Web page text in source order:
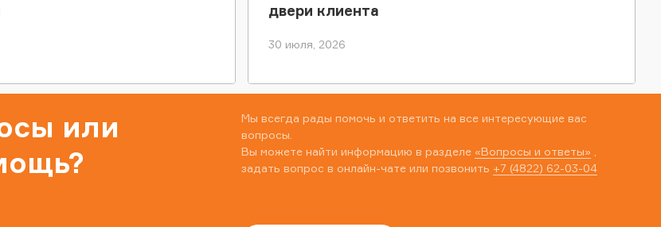
двери клиента
30 июля, 2026
или
Мы всегда рады помочь и ответить на все интересующие вас
вопросы.
Вы можете найти информацию в разделе «Вопросы и ответы»
задать вопрос в онлайн-чате или позвонить +7 (4822) 62-03-04